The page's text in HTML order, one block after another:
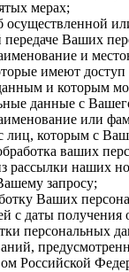
мерах;
передаче Ваших
и
имеют
и которым
данные с
или
лиц, которым с
ваших
рассылки наших
запросу;
Ваших
с даты получения
персональных
Российской